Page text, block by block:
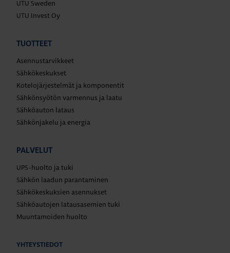
UTU Sweden
UTU Invest Oy
TUOTTEET
Asennustarvikkeet
Sähkökeskukset
Kotelojärjestelmät ja komponentit
Sähkönsyötön varmennus ja laatu
Sähköauton lataus
Sähkönjakelu ja energia
PALVELUT
UPS-huolto ja tuki
Sähkön laadun parantaminen
Sähkökeskuksien asennukset
Sähköautojen latausasemien tuki
Muuntamoiden huolto
YHTEYSTIEDOT